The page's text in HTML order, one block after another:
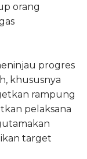
orang
progres
khususnya
rampung
pelaksana
target